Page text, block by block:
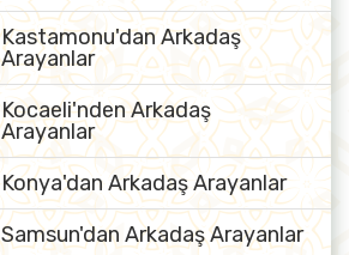
Kastamonu'dan Arkadaş
Arayanlar
Kocaeli'nden Arkadaş
Arayanlar
Konya'dan Arkadaş Arayanlar
Samsun'dan Arkadaş Arayanlar